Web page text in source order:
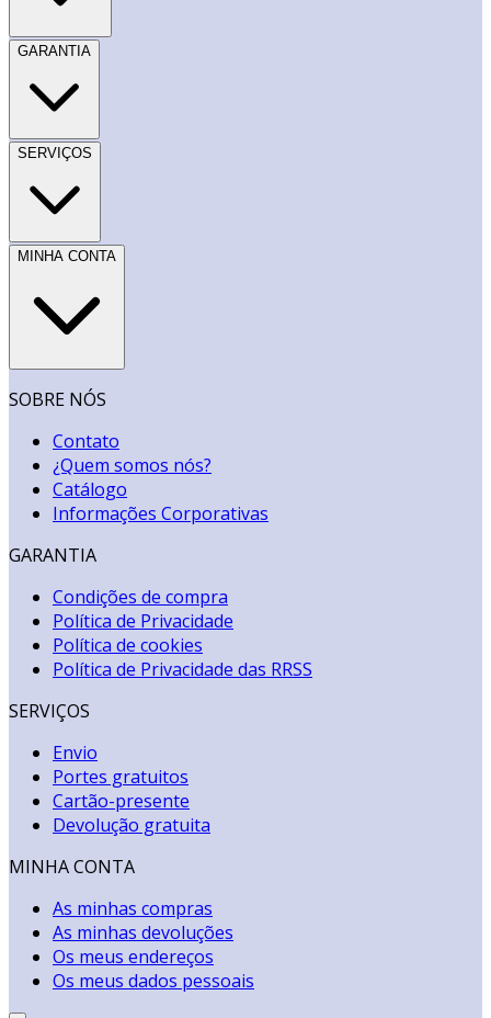
GARANTIA
SERVIÇOS
MINHA CONTA
SOBRE NÓS
Contato
¿Quem somos nós?
Catálogo
Informações Corporativas
GARANTIA
Condições de compra
Política de Privacidade
Política de cookies
Política de Privacidade das RRSS
SERVIÇOS
Envio
Portes gratuitos
Cartão-presente
Devolução gratuita
MINHA CONTA
As minhas compras
As minhas devoluções
Os meus endereços
Os meus dados pessoais